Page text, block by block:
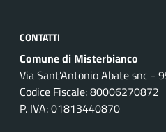
CONTATTI
Comune di Misterbianco
Via Sant'Antonio Abate snc -
Codice Fiscale: 80006270872
P. IVA: 01813440870